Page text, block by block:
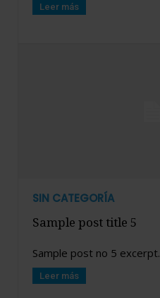
Leer más
SIN CATEGORÍA
Sample post title 5
Sample post no 5 excerpt.
Leer más